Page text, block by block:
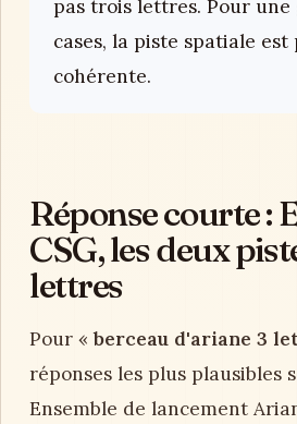
pas trois lettres. Pour
cases, la piste spatiale est
cohérente.
Réponse courte :
CSG, les deux
lettres
Pour «berceau d'ariane 3
réponses les plus plausibles
Ensemble de lancement